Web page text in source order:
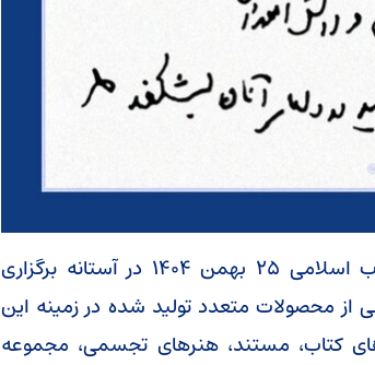
آقای محمدمهدی دادمان، رئیس حوزه هنری انقلاب اسلامی ۲۵ بهمن ۱۴۰۴ در آستانه برگزاری
از محصولات متعدد تولید شده در زمینه این
کتاب، مستند، هنرهای تجسمی، مجموعه‌